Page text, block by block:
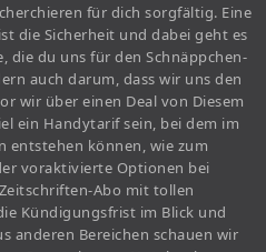
für dich sorgfältig. Eine
die Sicherheit und dabei geht es
die du uns für den Schnäppchen-
auch darum, dass wir uns den
wir über einen Deal von Diesem
ein Handytarif sein, bei dem im
entstehen können, wie zum
voraktivierte Optionen bei
Abo mit tollen
Kündigungsfrist im Blick und
anderen Bereichen schauen wir